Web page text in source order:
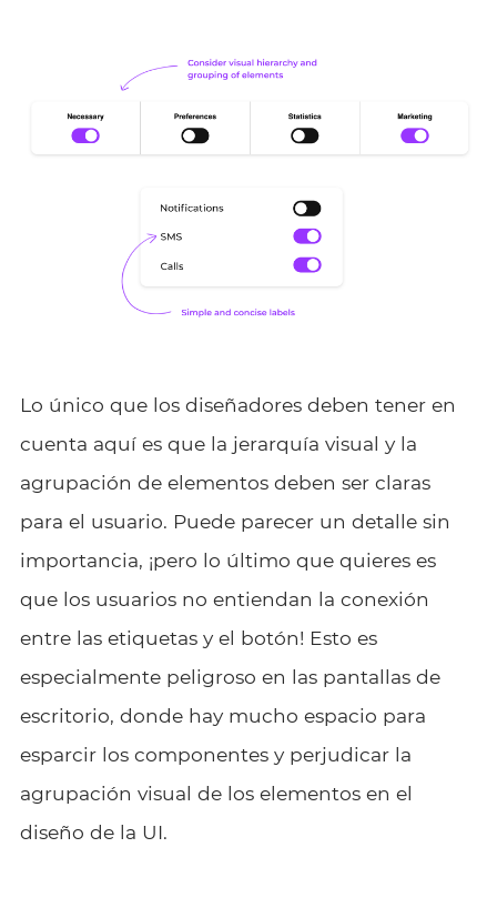
Lo único que los diseñadores deben tener en
cuenta aquí es que la jerarquía visual y la
agrupación de elementos deben ser claras
para el usuario. Puede parecer un detalle sin
importancia, ¡pero lo último que quieres es
que los usuarios no entiendan la conexión
entre las etiquetas y el botón! Esto es
especialmente peligroso en las pantallas de
escritorio, donde hay mucho espacio para
esparcir los componentes y perjudicar la
agrupación visual de los elementos en el
diseño de la UI.